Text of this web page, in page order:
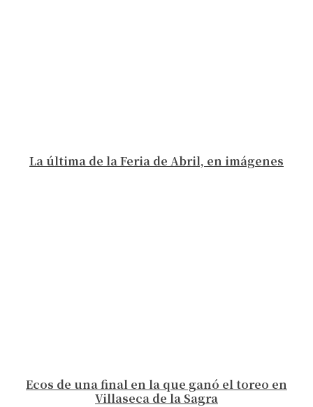
La última de la Feria de Abril, en imágenes
Ecos de una final en la que ganó el toreo en
Villaseca de la Sagra